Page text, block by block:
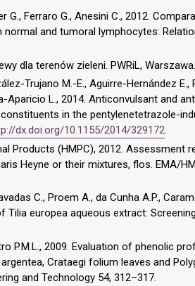
G., Ferraro G., Anesini C., 2012.
and tumoral lymphocytes:
dla terenów zieleni. PWRiL, Warszawa.
Trujano M.-E., Aguirre-Hernández E.,
Aparicio L., 2014. Anticonvulsant and
in the pentylenetetrazole-
dx.doi.org/10.1155/2014/329172.
Products (HMPC), 2012. Assessment
Heyne or their mixtures, flos. EMA/
C., Proem A., da Cunha A.P.,
Tilia europea aqueous extract:
P.M.L., 2009. Evaluation of phenolic
Crataegi folium leaves and
and Technology 54, 312–317.